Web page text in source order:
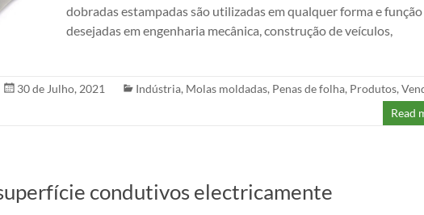
dobradas estampadas são utilizadas em qualquer forma e função
desejadas em engenharia mecânica, construção de veículos,
30 de Julho, 2021 Indústria, Molas moldadas, Penas de folha, Produtos,
Read
condutivos electricamente